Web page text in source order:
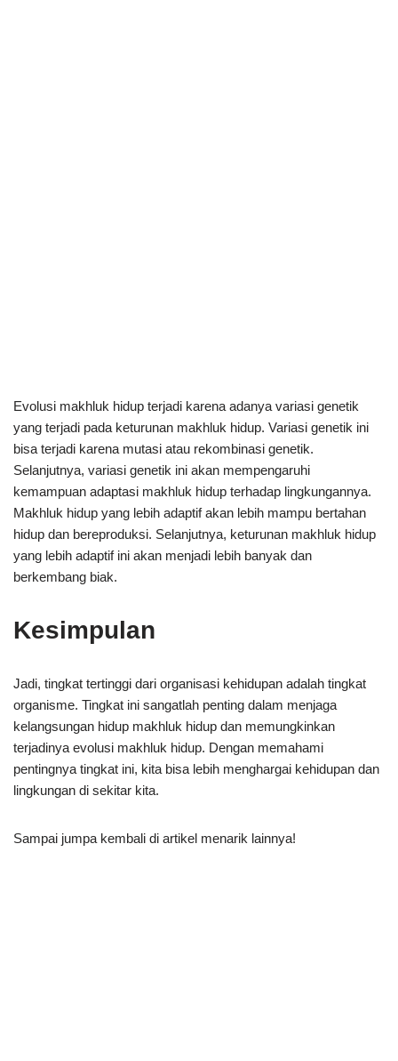
Evolusi makhluk hidup terjadi karena adanya variasi genetik
yang terjadi pada keturunan makhluk hidup. Variasi genetik ini
bisa terjadi karena mutasi atau rekombinasi genetik.
Selanjutnya, variasi genetik ini akan mempengaruhi
kemampuan adaptasi makhluk hidup terhadap lingkungannya.
Makhluk hidup yang lebih adaptif akan lebih mampu bertahan
hidup dan bereproduksi. Selanjutnya, keturunan makhluk hidup
yang lebih adaptif ini akan menjadi lebih banyak dan
berkembang biak.
Kesimpulan
Jadi, tingkat tertinggi dari organisasi kehidupan adalah tingkat
organisme. Tingkat ini sangatlah penting dalam menjaga
kelangsungan hidup makhluk hidup dan memungkinkan
terjadinya evolusi makhluk hidup. Dengan memahami
pentingnya tingkat ini, kita bisa lebih menghargai kehidupan dan
lingkungan di sekitar kita.
Sampai jumpa kembali di artikel menarik lainnya!